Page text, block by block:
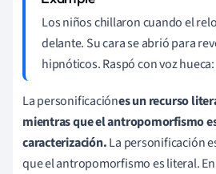
Los niños chillaron cuando el
delante. Su cara se abrió para
hipnóticos. Raspó con voz hueca:
La personificaciónes un recurso
mientras que el antropomorfismo
caracterización.La personificación
que el antropomorfismo es literal.